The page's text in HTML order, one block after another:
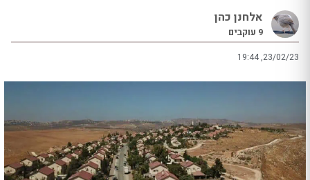
אלחנן כהן
9 עוקבים
19:44 ,23/02/23